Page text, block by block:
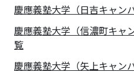
慶應義塾大学（日吉キャン
慶應義塾大学（信濃町キャ
覧
慶應義塾大学（矢上キャン